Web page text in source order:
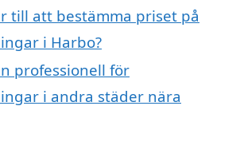
till att bestämma priset på
i Harbo?
professionell för
i andra städer nära